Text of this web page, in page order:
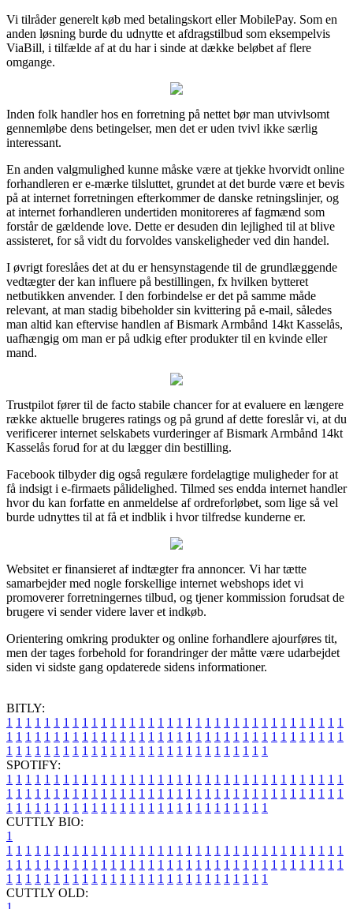
Vi tilråder generelt køb med betalingskort eller MobilePay. Som en
anden løsning burde du udnytte et afdragstilbud som eksempelvis
ViaBill, i tilfælde af at du har i sinde at dække beløbet af flere
omgange.
Inden folk handler hos en forretning på nettet bør man utvivlsomt
gennemløbe dens betingelser, men det er uden tvivl ikke særlig
interessant.
En anden valgmulighed kunne måske være at tjekke hvorvidt online
forhandleren er e-mærke tilsluttet, grundet at det burde være et bevis
på at internet forretningen efterkommer de danske retningslinjer, og
at internet forhandleren undertiden monitoreres af fagmænd som
forstår de gældende love. Dette er desuden din lejlighed til at blive
assisteret, for så vidt du forvoldes vanskeligheder ved din handel.
I øvrigt foreslåes det at du er hensynstagende til de grundlæggende
vedtægter der kan influere på bestillingen, fx hvilken bytteret
netbutikken anvender. I den forbindelse er det på samme måde
relevant, at man stadig bibeholder sin kvittering på e-mail, således
man altid kan eftervise handlen af Bismark Armbånd 14kt Kasselås,
uafhængig om man er på udkig efter produkter til en kvinde eller
mand.
Trustpilot fører til de facto stabile chancer for at evaluere en længere
række aktuelle brugeres ratings og på grund af dette foreslår vi, at du
verificerer internet selskabets vurderinger af Bismark Armbånd 14kt
Kasselås forud for at du lægger din bestilling.
Facebook tilbyder dig også regulære fordelagtige muligheder for at
få indsigt i e-firmaets pålidelighed. Tilmed ses endda internet handler
hvor du kan forfatte en anmeldelse af ordreforløbet, som lige så vel
burde udnyttes til at få et indblik i hvor tilfredse kunderne er.
Websitet er finansieret af indtægter fra annoncer. Vi har tætte
samarbejder med nogle forskellige internet webshops idet vi
promoverer forretningernes tilbud, og tjener kommission forudsat de
brugere vi sender videre laver et indkøb.
Orientering omkring produkter og online forhandlere ajourføres tit,
men der tages forbehold for forandringer der måtte være udarbejdet
siden vi sidste gang opdaterede sidens informationer.
BITLY:
1 1 1 1 1 1 1 1 1 1 1 1 1 1 1 1 1 1 1 1 1 1 1 1 1 1 1 1 1 1 1 1 1 1 1 1
1 1 1 1 1 1 1 1 1 1 1 1 1 1 1 1 1 1 1 1 1 1 1 1 1 1 1 1 1 1 1 1 1 1 1 1
1 1 1 1 1 1 1 1 1 1 1 1 1 1 1 1 1 1 1 1 1 1 1 1 1 1 1 1
SPOTIFY:
1 1 1 1 1 1 1 1 1 1 1 1 1 1 1 1 1 1 1 1 1 1 1 1 1 1 1 1 1 1 1 1 1 1 1 1
1 1 1 1 1 1 1 1 1 1 1 1 1 1 1 1 1 1 1 1 1 1 1 1 1 1 1 1 1 1 1 1 1 1 1 1
1 1 1 1 1 1 1 1 1 1 1 1 1 1 1 1 1 1 1 1 1 1 1 1 1 1 1 1
CUTTLY BIO:
1
1 1 1 1 1 1 1 1 1 1 1 1 1 1 1 1 1 1 1 1 1 1 1 1 1 1 1 1 1 1 1 1 1 1 1 1
1 1 1 1 1 1 1 1 1 1 1 1 1 1 1 1 1 1 1 1 1 1 1 1 1 1 1 1 1 1 1 1 1 1 1 1
1 1 1 1 1 1 1 1 1 1 1 1 1 1 1 1 1 1 1 1 1 1 1 1 1 1 1 1
CUTTLY OLD: